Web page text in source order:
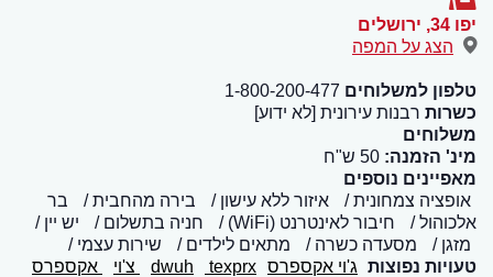
יפו 34 , ירושלים
הצג על המפה
טלפון למשלוחים 1-800-200-477
כשרות רבנות עירונית [לא ידוע]
משלוחים
מינ' הזמנה: 50 ש"ח
מאפיינים נוספים
אופציה צמחונית
איזור ללא עישון בירה מהחבית
בר
אלכוהול
חיבור לאינטרנט (WiFi) חניה בתשלום
יש יין
מזגן
מסעדה כשרה מתאים לילדים
שירות עצמי
טעויות נפוצות ג'וי אקספרס dwuh texprx צ'וי אקספרס